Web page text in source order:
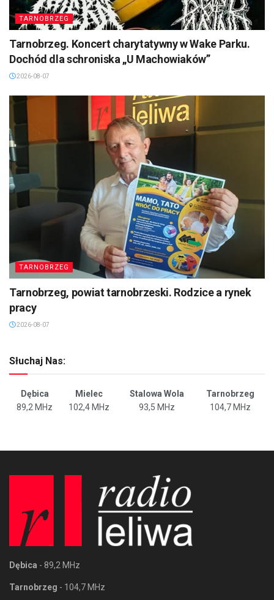
TARNOBRZEG
Tarnobrzeg. Koncert charytatywny w Wake Parku.
Dochód dla schroniska „U Machowiaków”
2026-08-07
TARNOBRZEG
Tarnobrzeg, powiat tarnobrzeski. Rodzice a rynek
pracy
2026-08-07
Słuchaj Nas:
Dębica Mielec Stalowa Wola
Tarnobrzeg
89,2 MHz
102,4 MHz 93,5 MHz 104,7 MHz
Dębica - 89,2 MHz
Tarnobrzeg - 104,7 MHz